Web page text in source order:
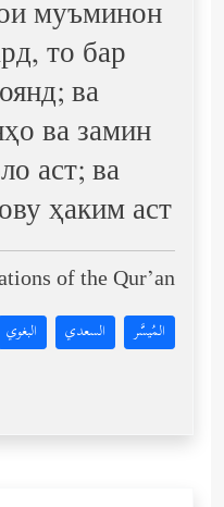
муъминон
то бар
ва
ва замин
аст; ва
ҳаким аст
of the Qur’an:
المُيسَّر السعدي البغوي